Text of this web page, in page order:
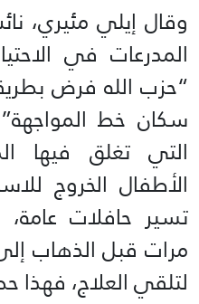
وقال إيلي مئيري،
المدرعات في
“حزب الله فرض
سكان خط
التي تغلق فيها
الأطفال الخروج
تسير حافلات عامة،
مرات قبل الذهاب إلى
لتلقي العلاج، فهذا